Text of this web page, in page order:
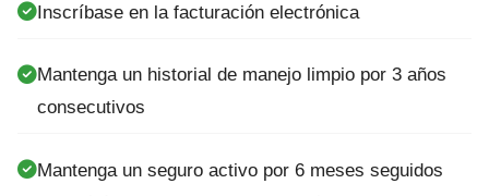
Inscríbase en la facturación electrónica
Mantenga un historial de manejo limpio por 3 años
consecutivos
Mantenga un seguro activo por 6 meses seguidos